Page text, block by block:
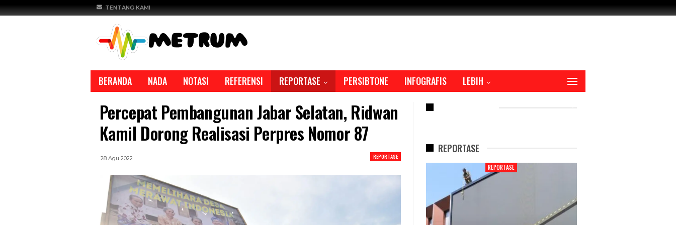
TENTANG KAMI
BERANDA NADA NOTASI REFERENSI REPORTASE PERSIBTONE INFOGRAFIS LEBIH
Percepat Pembangunan Jabar Selatan, Ridwan
Kamil Dorong Realisasi Perpres Nomor 87
REPORTASE
28 Agu 2022
REPORTASE
REPORTASE